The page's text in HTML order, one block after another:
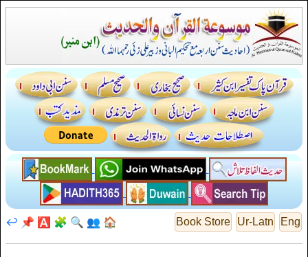
Eng
Ur-Latn
Book Store
🏠
👥
🔍
🧩
🅰️
📌
↩️